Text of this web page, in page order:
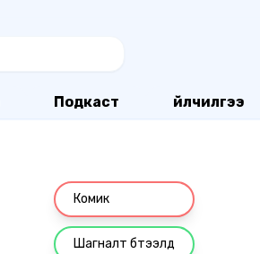
Подкаст Үйлчилгээ
Комик
Шагналт бүтээлүүд